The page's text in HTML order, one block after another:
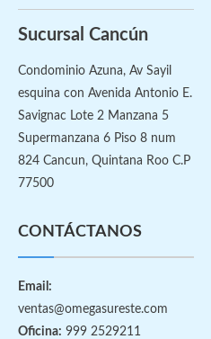
Sucursal Cancún
Condominio Azuna, Av Sayil
esquina con Avenida Antonio E.
Savignac Lote 2 Manzana 5
Supermanzana 6 Piso 8 num
824 Cancun, Quintana Roo C.P
77500
CONTÁCTANOS
Email:
ventas@omegasureste.com
Oficina: 999 2529211